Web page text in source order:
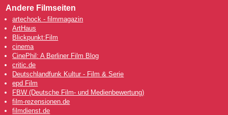
Andere Filmseiten
artechock - filmmagazin
ArtHaus
Blickpunkt:Film
cinema
CinePhil: A Berliner Film Blog
critic.de
Deutschlandfunk Kultur - Film & Serie
epd Film
FBW (Deutsche Film- und Medienbewertung)
film-rezensionen.de
filmdienst.de